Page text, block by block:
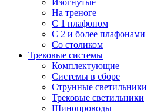
Изогнутые
На треноге
С 1 плафоном
С 2 и более плафонами
Со столиком
Трековые системы
Комплектующие
Системы в сборе
Струнные светильники
Трековые светильники
Шинопроводы